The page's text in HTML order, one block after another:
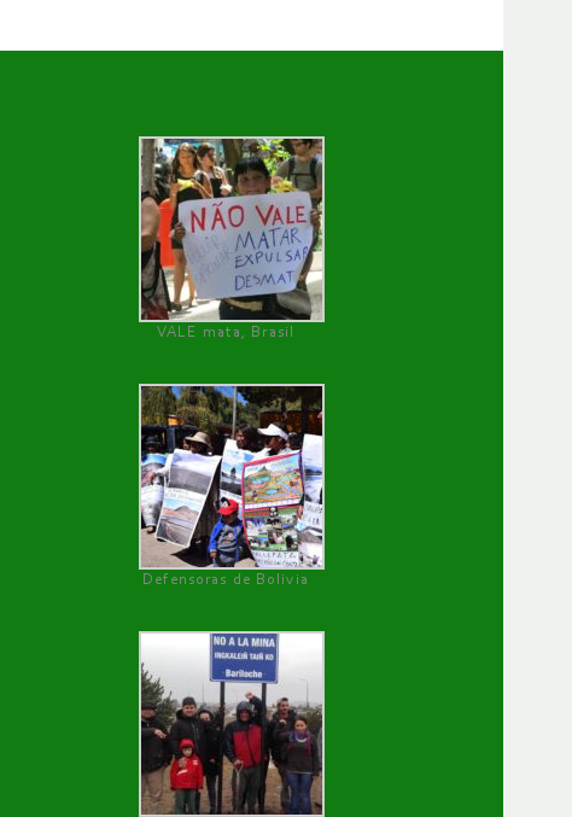
VALE mata, Brasil
Defensoras de Bolivia